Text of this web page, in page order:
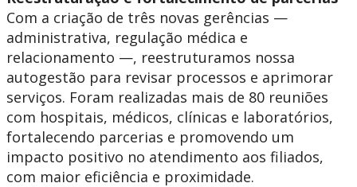
Com a criação de três novas gerências —
administrativa, regulação médica e
relacionamento —, reestruturamos nossa
autogestão para revisar processos e aprimorar
serviços. Foram realizadas mais de 80 reuniões
com hospitais, médicos, clínicas e laboratórios,
fortalecendo parcerias e promovendo um
impacto positivo no atendimento aos filiados,
com maior eficiência e proximidade.